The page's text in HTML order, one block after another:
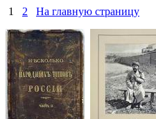
1 2 На главную страницу